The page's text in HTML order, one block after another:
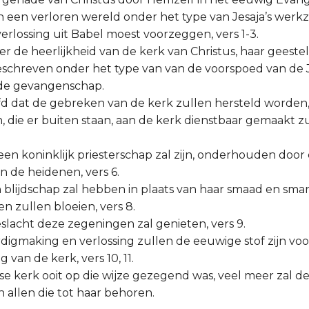
een verloren wereld onder het type van Jesaja’s
uit Babel moest voorzeggen, vers 1-3.
de heerlijkheid van de kerk van Christus, haar
onder het type van van de voorspoed van de
gevangenschap.
dat de gebreken van de kerk zullen hersteld worden,
die er buiten staan, aan de kerk dienstbaar gemaakt
koninklijk priesterschap zal zijn, onderhouden door
de heidenen, vers 6.
blijdschap zal hebben in plaats van haar smaad en
zullen bloeien, vers 8.
deze zegeningen zal genieten, vers 9.
en verlossing zullen de eeuwige stof zijn
de kerk, vers 10, 11.
kerk ooit op die wijze gezegend was, veel meer zal
allen die tot haar behoren.